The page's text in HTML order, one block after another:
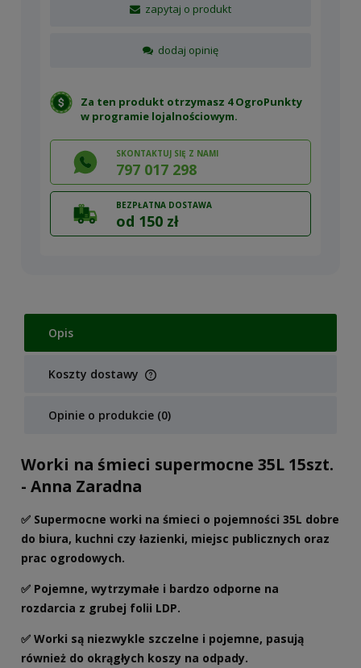
zapytaj o produkt
dodaj opinię
Za ten produkt otrzymasz 4 OgroPunkty
w programie lojalnościowym.
SKONTAKTUJ SIĘ Z NAMI
797 017 298
BEZPŁATNA DOSTAWA
od 150 zł
Opis
Koszty dostawy
Cena nie zawiera ewentualnych kosztów płatności
Opinie o produkcie (0)
Worki na śmieci supermocne 35L 15szt.
- Anna Zaradna
✅ Supermocne worki na śmieci o pojemności 35L dobre
do biura, kuchni czy łazienki, miejsc publicznych oraz
prac ogrodowych.
✅ Pojemne, wytrzymałe i bardzo odporne na
rozdarcia z grubej folii LDP.
✅ Worki są niezwykle szczelne i pojemne, pasują
również do okrągłych koszy na odpady.